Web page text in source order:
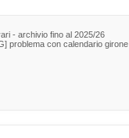
- archivio fino al 2025/26
problema con calendario girone